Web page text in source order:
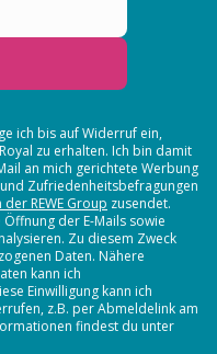
ich bis auf Widerruf ein,
zu erhalten. Ich bin damit
an mich gerichtete Werbung
Zufriedenheitsbefragungen
REWE Group zusendet.
der E-Mails sowie
Zu diesem Zweck
Daten. Nähere
kann ich
Einwilligung kann ich
z.B. per Abmeldelink am
findest du unter